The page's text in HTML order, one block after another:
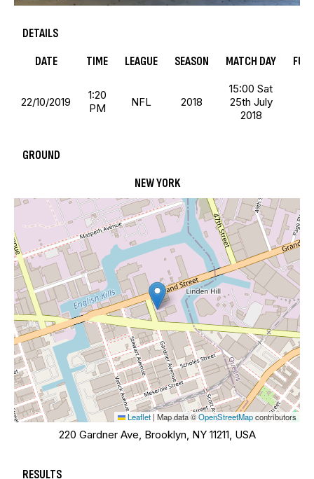
DETAILS
DATE
TIME LEAGUE SEASON MATCH DAY
22/10/2019
1:20
PM
NFL 2018
15:00 Sat
25th July
2018
GROUND
NEW YORK
Leaflet | Map data ©OpenStreetMapcontributors
220 Gardner Ave, Brooklyn, NY 11211, USA
RESULTS